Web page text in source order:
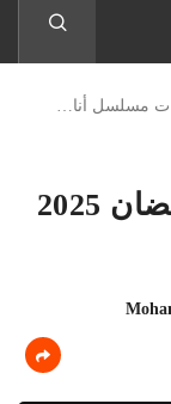
مسلسل أنا…
قنوات مسلسل أنا وياك رمضان 2025